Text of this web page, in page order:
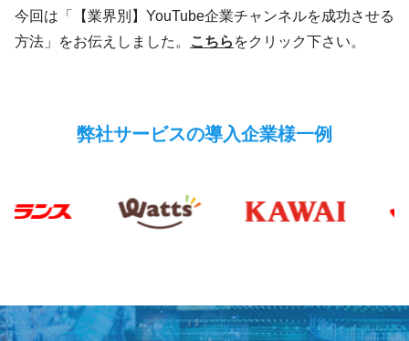
今回は「【業界別】YouTube企業チャンネルを成功させる
方法」をお伝えしました。
こちら をクリック下さい。
弊社サービスの導入企業様一例